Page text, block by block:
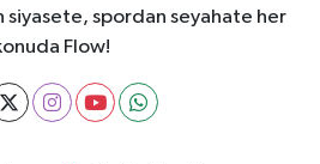
siyasete, spordan seyahate her
Flow!